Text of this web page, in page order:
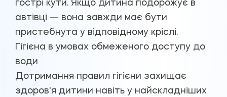
гострі кути. Якщо дитина подорожує в
автівці — вона завжди має бути
пристебнута у відповідному кріслі.
Гігієна в умовах обмеженого доступу до
води
Дотримання правил гігієни захищає
здоров'я дитини навіть у найскладніших